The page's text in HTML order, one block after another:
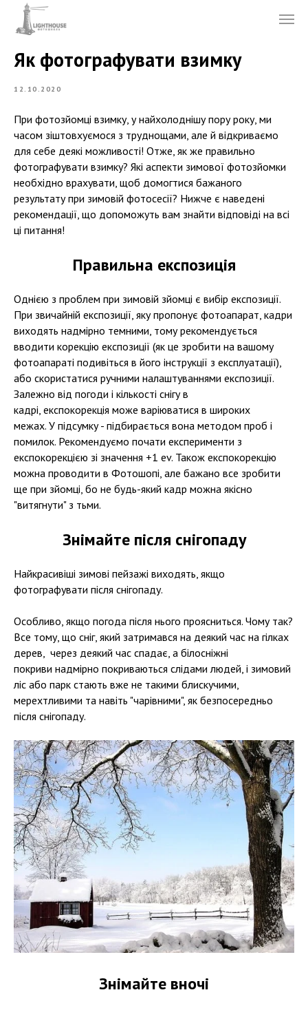
Як фотографувати взимку
12.10.2020
При фотозйомці взимку, у найхолоднішу пору року, ми
часом зіштовхуємося з труднощами, але й відкриваємо
для себе деякі можливості! Отже, як же правильно
фотографувати взимку? Які аспекти зимової фотозйомки
необхідно врахувати, щоб домогтися бажаного
результату при зимовій фотосесії? Нижче є наведені
рекомендації, що допоможуть вам знайти відповіді на всі
ці питання!
Правильна експозиція
Однією з проблем при зимовій зйомці є вибір експозиції.
При звичайній експозиції, яку пропонує фотоапарат, кадри
виходять надмірно темними, тому рекомендується
вводити корекцію експозиції (як це зробити на вашому
фотоапараті подивіться в його інструкції з експлуатації),
або скористатися ручними налаштуваннями експозиції.
Залежно від погоди і кількості снігу в
кадрі, експокорекція може варіюватися в широких
межах. У підсумку - підбирається вона методом проб і
помилок. Рекомендуємо почати експерименти з
експокорекцією зі значення +1 ev. Також експокорекцію
можна проводити в Фотошопі, але бажано все зробити
ще при зйомці, бо не будь-який кадр можна якісно
"витягнути" з тьми.
Знімайте після снігопаду
Найкрасивіші зимові пейзажі виходять, якщо
фотографувати після снігопаду.
Особливо, якщо погода після нього проясниться. Чому так?
Все тому, що сніг, який затримався на деякий час на гілках
дерев, через деякий час спадає, а білосніжні
покриви надмірно покриваються слідами людей, і зимовий
ліс або парк стають вже не такими блискучими,
мерехтливими та навіть "чарівними", як безпосередньо
після снігопаду.
Знімайте вночі